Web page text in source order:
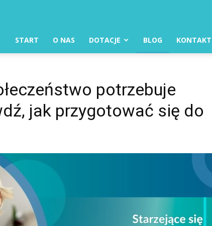
START O NAS DOTACJE BLOG KONTAKT
potrzebuje
jak przygotować się do